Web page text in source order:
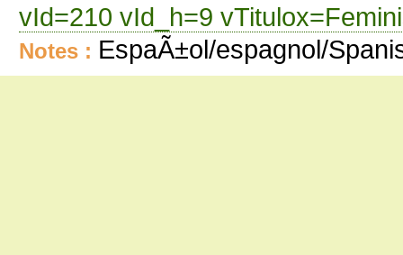
vId=210 vId_h=9
Notes : EspaÃ±ol/espagnol/